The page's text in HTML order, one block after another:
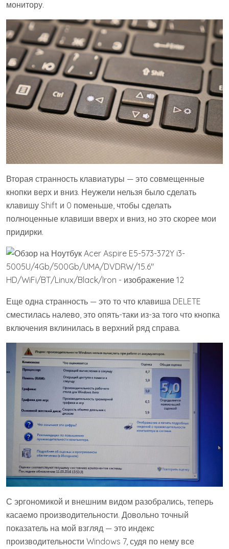
монитору.
Вторая странность клавиатуры — это совмещенные
кнопки верх и вниз. Неужели нельзя было сделать
клавишу Shift и 0 поменьше, чтобы сделать
полноценные клавиши вверх и вниз, но это скорее мои
придирки.
Еще одна странность — это то что клавиша DELETE
сместилась налево, это опять-таки из-за того что кнопка
включения вклинилась в верхний ряд справа.
С эргономикой и внешним видом разобрались, теперь
касаемо производительности. Довольно точный
показатель на мой взгляд — это индекс
производительности Windows 7, судя по нему все